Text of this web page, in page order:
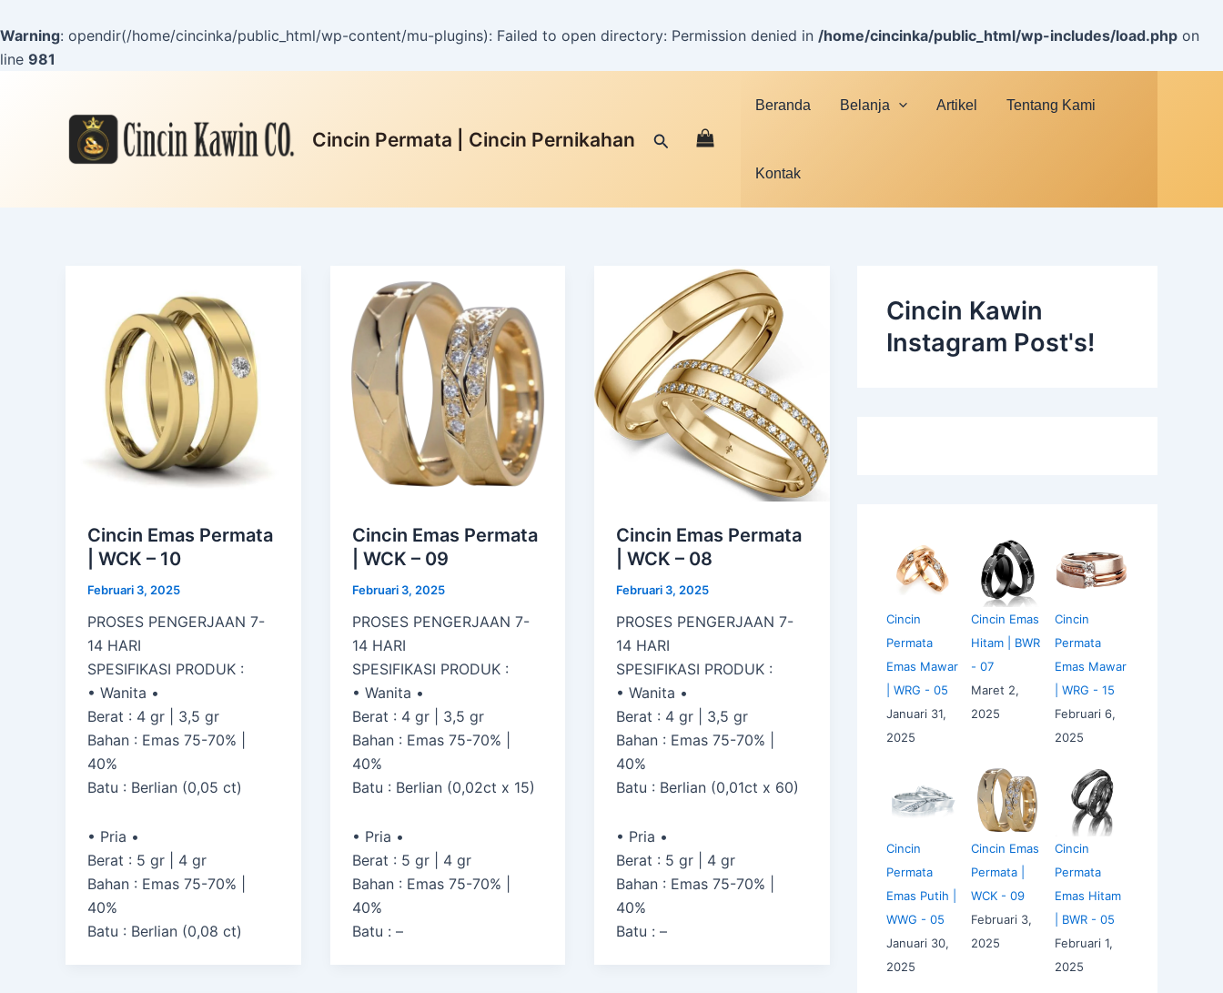
Warning: opendir(/home/cincinka/public_html/wp-content/mu-plugins): Failed to open directory: Permission denied in /home/cincinka/public_html/wp-includes/load.php on
line 981
ke
konten
Cincin Permata | Cincin Pernikahan Cari
Beranda Belanja Artikel Tentang Kami
Kontak
Cincin Emas Permata
| WCK – 10
Februari 3, 2025
PROSES PENGERJAAN 7-
14 HARI
SPESIFIKASI PRODUK :
• Wanita •
Berat : 4 gr | 3,5 gr
Bahan : Emas 75-70% |
40%
Batu : Berlian (0,05 ct)
• Pria •
Berat : 5 gr | 4 gr
Bahan : Emas 75-70% |
40%
Batu : Berlian (0,08 ct)
Cincin Emas Permata
| WCK – 09
Februari 3, 2025
PROSES PENGERJAAN 7-
14 HARI
SPESIFIKASI PRODUK :
• Wanita •
Berat : 4 gr | 3,5 gr
Bahan : Emas 75-70% |
40%
Batu : Berlian (0,02ct x 15)
• Pria •
Berat : 5 gr | 4 gr
Bahan : Emas 75-70% |
40%
Batu : –
Cincin Emas Permata
| WCK – 08
Februari 3, 2025
PROSES PENGERJAAN 7-
14 HARI
SPESIFIKASI PRODUK :
• Wanita •
Berat : 4 gr | 3,5 gr
Bahan : Emas 75-70% |
40%
Batu : Berlian (0,01ct x 60)
• Pria •
Berat : 5 gr | 4 gr
Bahan : Emas 75-70% |
40%
Batu : –
Cincin Kawin
Instagram Post's!
Cincin
Permata
Emas Mawar
| WRG - 05
Januari 31,
2025
Cincin Emas
Hitam | BWR
- 07
Maret 2,
2025
Cincin
Permata
Emas Mawar
| WRG - 15
Februari 6,
2025
Cincin
Permata
Emas Putih |
WWG - 05
Januari 30,
2025
Cincin Emas
Permata |
WCK - 09
Februari 3,
2025
Cincin
Permata
Emas Hitam
| BWR - 05
Februari 1,
2025
Facebook
Instagram
YouTube
WhatsApp
Google
TikTok